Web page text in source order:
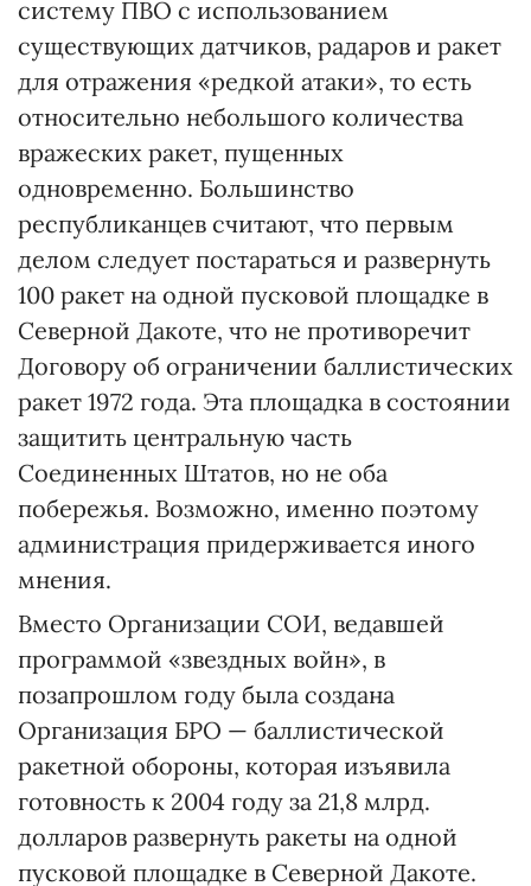
систему ПВО с использованием
существующих датчиков, радаров и ракет
для отражения «редкой атаки», то есть
относительно небольшого количества
вражеских ракет, пущенных
одновременно. Большинство
республиканцев считают, что первым
делом следует постараться и развернуть
100 ракет на одной пусковой площадке в
Северной Дакоте, что не противоречит
Договору об ограничении баллистических
ракет 1972 года. Эта площадка в состоянии
защитить центральную часть
Соединенных Штатов, но не оба
побережья. Возможно, именно поэтому
администрация придерживается иного
мнения.
Вместо Организации СОИ, ведавшей
программой «звездных войн», в
позапрошлом году была создана
Организация БРО — баллистической
ракетной обороны, которая изъявила
готовность к 2004 году за 21,8 млрд.
долларов развернуть ракеты на одной
пусковой площадке в Северной Дакоте.